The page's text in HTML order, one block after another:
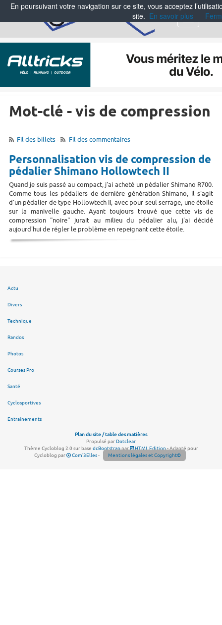
Menu
Mot-clé - vis de compression
Fil des billets- Fil des commentaires
Personnalisation vis de compression de
pédalier Shimano Hollowtech II
Quand je suis passé au compact, j'ai acheté un pédalier Shimano R700.
Comme tous les pédaliers de dernière génération Shimano, il s'agit
d'un pédalier de type Hollowtech II, avec pour seul serrage, une étoile
sur la manivelle gauche. Ayant toujours trouvé que cette vis de
compression "noire" jurait au milieu du pédalier alu, j'ai décidé
aujourd'hui de régler le problème en repeignant cette étoile.
Actu
Divers
Technique
Randos
Photos
Courses Pro
Santé
Cyclosportives
Entraînements
Plan du site / table des matières
Propulsé parDotclear
Thème Cycloblog 2.0 sur base dcBootstrappar HTML Edition- Adapté pour
Cycloblog par
Com'3Elles- Mentions légales et Copyright©
En poursuivant votre navigation sur ce site, vous acceptez
site. En savoir plus